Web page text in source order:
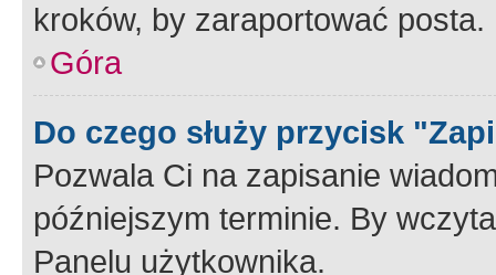
kroków, by zaraportować posta.
Góra
Do czego służy przycisk
Pozwala Ci na zapisanie
późniejszym terminie. By
Panelu użytkownika.